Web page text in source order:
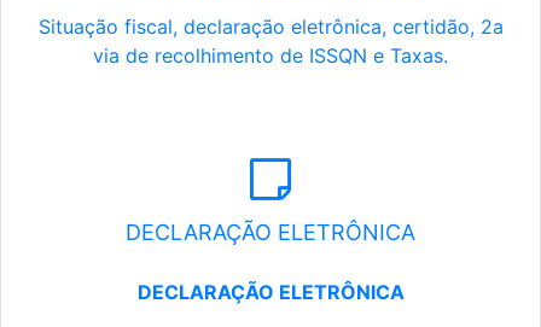
Situação fiscal, declaração eletrônica, certidão, 2a
via de recolhimento de ISSQN e Taxas.
DECLARAÇÃO ELETRÔNICA
DECLARAÇÃO ELETRÔNICA